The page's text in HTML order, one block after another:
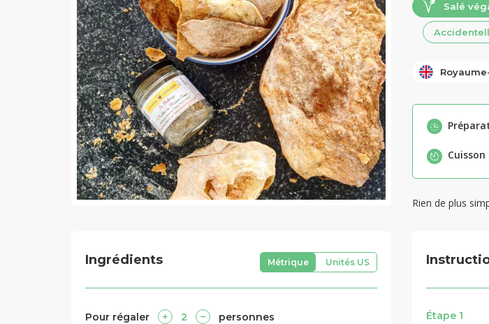
Salé
Cuisson
Rien de plus
Ingrédients Métrique Unités US
Pour régaler 2 personnes Étape 1